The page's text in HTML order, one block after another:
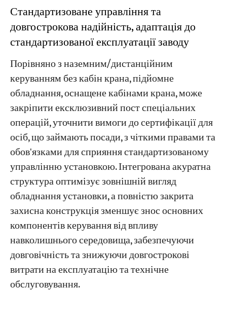
Стандартизоване управління та
довгострокова надійність, адаптація до
стандартизованої експлуатації заводу
Порівняно з наземним/дистанційним
керуванням без кабін крана, підйомне
обладнання, оснащене кабінами крана, може
закріпити ексклюзивний пост спеціальних
операцій, уточнити вимоги до сертифікації для
осіб, що займають посади, з чіткими правами та
обов'язками для сприяння стандартизованому
управлінню установкою. Інтегрована акуратна
структура оптимізує зовнішній вигляд
обладнання установки, а повністю закрита
захисна конструкція зменшує знос основних
компонентів керування від впливу
навколишнього середовища, забезпечуючи
довговічність та знижуючи довгострокові
витрати на експлуатацію та технічне
обслуговування.